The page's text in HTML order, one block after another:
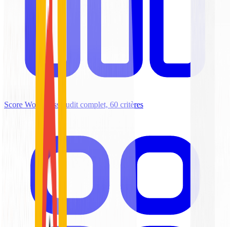
Score WordPress Audit complet, 60 critères